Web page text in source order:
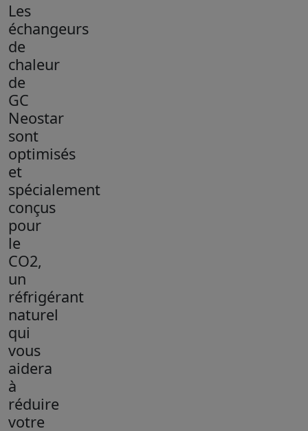
Les
échangeurs
de
chaleur
de
GC
Neostar
sont
optimisés
et
spécialement
conçus
pour
le
CO2,
un
réfrigérant
naturel
qui
vous
aidera
à
réduire
votre